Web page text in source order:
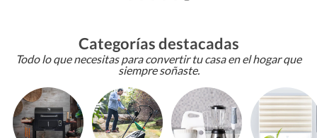
Categorías destacadas
Todo lo que necesitas para convertir tu casa en el hogar que
siempre soñaste.